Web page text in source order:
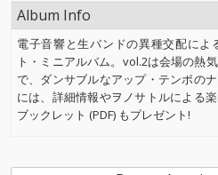
Album Info
電子音響と生バンドの異種交配によ
ト・ミニアルバム。vol.2は会場の熱
で、ダンサブルなアップ・テンポの
には、詳細情報やヲノサトルによる
ブックレット (PDF) もプレゼント!